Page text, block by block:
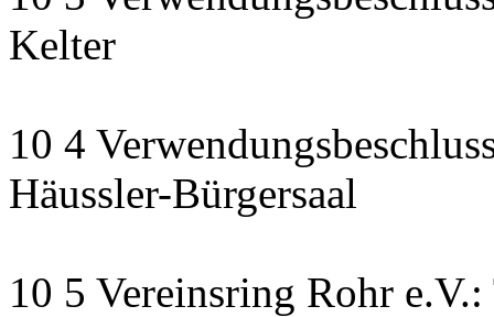
Kelter
10 4
Häussler-Bürgersaal
10 5 Vereinsring Rohr